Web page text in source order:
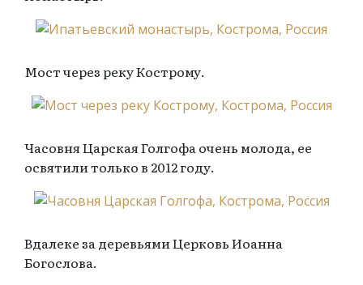
Мост через реку Кострому.
Часовня Царская Голгофа очень молода, ее
освятили только в 2012 году.
Вдалеке за деревьями Церковь Иоанна
Богослова.